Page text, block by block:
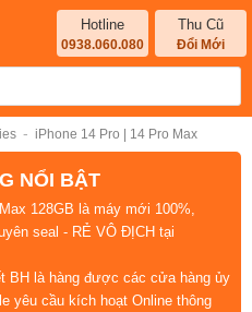
Hotline
0938.060.080
Thu Cũ
Đổi Mới
- iPhone 14 Pro | 14 Pro Max
NỔI BẬT
128GB là máy mới 100%,
seal - RẺ VÔ ĐỊCH tại
BH là hàng được các cửa hàng ủy
yêu cầu kích hoạt Online thông